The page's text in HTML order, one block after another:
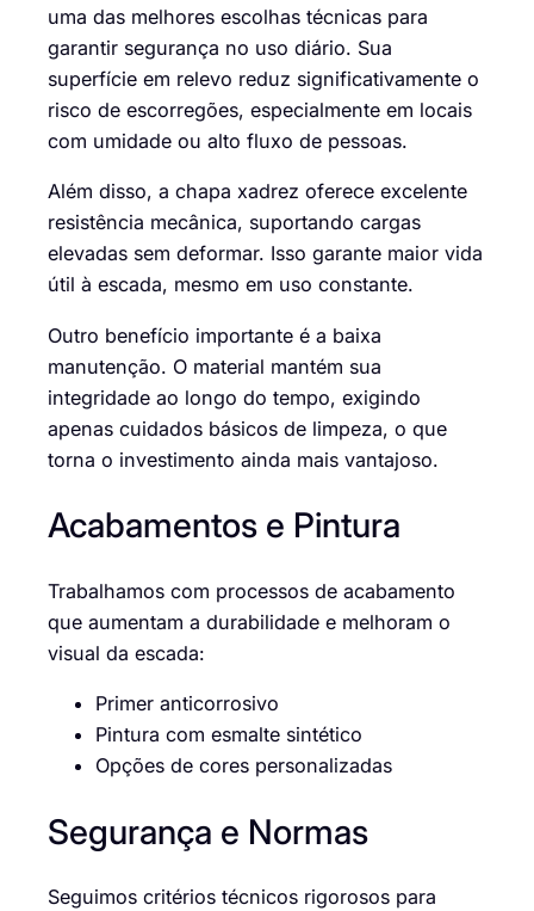
uma das melhores escolhas técnicas para
garantir segurança no uso diário. Sua
superfície em relevo reduz significativamente o
risco de escorregões, especialmente em locais
com umidade ou alto fluxo de pessoas.
Além disso, a chapa xadrez oferece excelente
resistência mecânica, suportando cargas
elevadas sem deformar. Isso garante maior vida
útil à escada, mesmo em uso constante.
Outro benefício importante é a baixa
manutenção. O material mantém sua
integridade ao longo do tempo, exigindo
apenas cuidados básicos de limpeza, o que
torna o investimento ainda mais vantajoso.
Acabamentos e Pintura
Trabalhamos com processos de acabamento
que aumentam a durabilidade e melhoram o
visual da escada:
Primer anticorrosivo
Pintura com esmalte sintético
Opções de cores personalizadas
Segurança e Normas
Seguimos critérios técnicos rigorosos para